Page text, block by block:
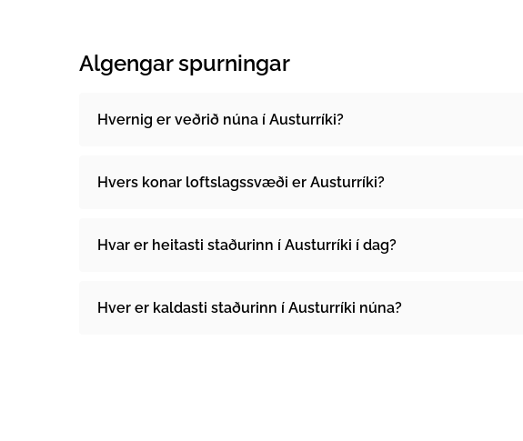
Algengar spurningar
Hvernig er veðrið núna í Austurríki?
Hvers konar loftslagssvæði er Austurríki?
Hvar er heitasti staðurinn í Austurríki í dag?
Hver er kaldasti staðurinn í Austurríki núna?